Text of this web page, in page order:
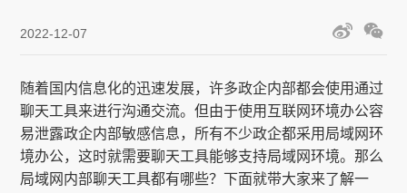
2022-12-07
随着国内信息化的迅速发展，许多政企内部都会使用通过
聊天工具来进行沟通交流。但由于使用互联网环境办公容
易泄露政企内部敏感信息，所有不少政企都采用局域网环
境办公，这时就需要聊天工具能够支持局域网环境。那么
局域网内部聊天工具都有哪些？下面就带大家来了解一